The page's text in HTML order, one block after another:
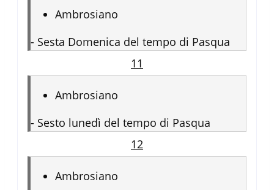
Ambrosiano
- Sesta Domenica del tempo di Pasqua
11
Ambrosiano
- Sesto lunedì del tempo di Pasqua
12
Ambrosiano